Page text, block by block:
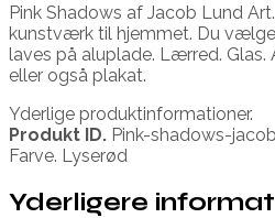
Pink Shadows af Jacob Lund
kunstværk til hjemmet. Du
laves på aluplade. Lærred.
eller også plakat.
Yderlige produktinformationer.
Produkt ID. Pink-shadows-
Farve. Lyserød
Yderligere